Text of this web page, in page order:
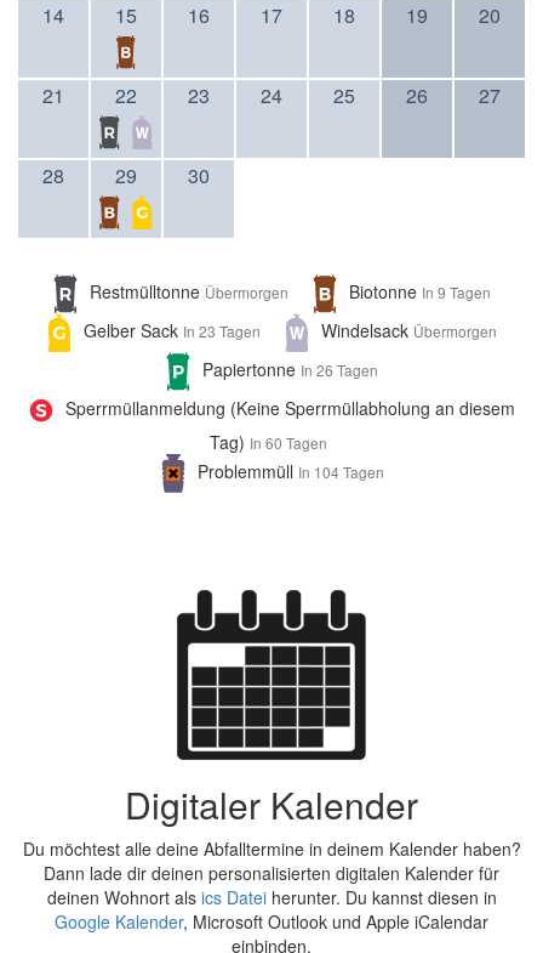
14 15 16 17 18 19 20
21 22 23 24 25 26 27
28 29 30
Restmülltonne Übermorgen Biotonne In 9 Tagen
Gelber Sack In 23 Tagen Windelsack Übermorgen
Papiertonne In 26 Tagen
Sperrmüllanmeldung (Keine Sperrmüllabholung an diesem
Tag) In 60 Tagen
Problemmüll In 104 Tagen
Digitaler Kalender
Du möchtest alle deine Abfalltermine in deinem Kalender haben?
Dann lade dir deinen personalisierten digitalen Kalender für
deinen Wohnort als ics Dateiherunter. Du kannst diesen in
Google Kalender, Microsoft Outlook und Apple iCalendar
einbinden.